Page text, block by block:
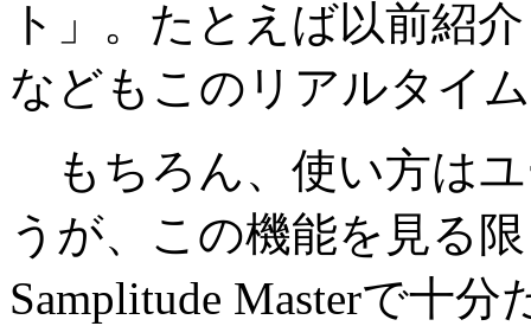
ト」。たとえば以前紹
などもこのリアルタイ
もちろん、使い方は
うが、この機能を見る
Samplitude Masterで十